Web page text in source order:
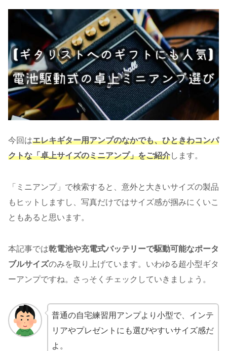
今回はエレキギター用アンプのなかでも、ひときわコンパ
クトな「卓上サイズのミニアンプ」をご紹介します。
「ミニアンプ」で検索すると、意外と大きいサイズの製品
もヒットしますし、写真だけではサイズ感が掴みにくいこ
ともあると思います。
本記事では乾電池や充電式バッテリーで駆動可能なポータ
ブルサイズのみを取り上げています。いわゆる超小型ギタ
ーアンプですね。さっそくチェックしていきましょう。
普通の自宅練習用アンプより小型で、インテ
リアやプレゼントにも選びやすいサイズ感だ
よ。